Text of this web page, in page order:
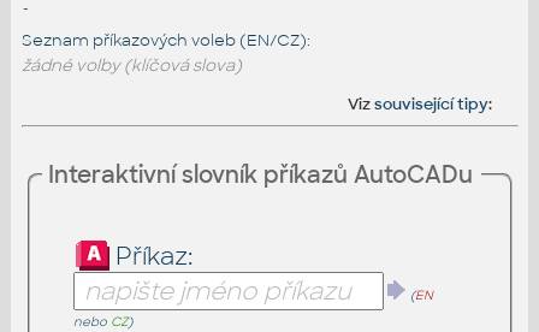
-
Seznam příkazových voleb (EN/CZ):
žádné volby (klíčová slova)
Vizsouvisející tipy:
Interaktivní slovník příkazů AutoCADu
Příkaz:
(EN
nebo CZ)